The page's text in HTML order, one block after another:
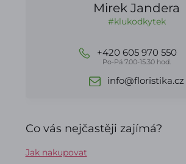
Mirek Jandera
#klukodkytek
+420 605 970 550
Po-Pá 7.00-15.30 hod.
info@floristika.cz
Co vás nejčastěji zajímá?
Jak nakupovat